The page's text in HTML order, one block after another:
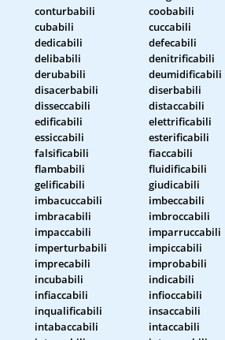
conturbabili
coobabili
cubabili
cuccabili
dedicabili
defecabili
delibabili
denitrificabili
derubabili
deumidificabili
disacerbabili
diserbabili
disseccabili
distaccabili
edificabili
elettrificabili
essiccabili
esterificabili
falsificabili
fiaccabili
flambabili
fluidificabili
gelificabili
giudicabili
imbacuccabili
imbeccabili
imbracabili
imbroccabili
impaccabili
imparruccabili
imperturbabili
impiccabili
imprecabili
improbabili
incubabili
indicabili
infiaccabili
infioccabili
inqualificabili
insaccabili
intabaccabili
intaccabili